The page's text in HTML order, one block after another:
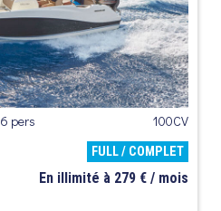
6 pers 100CV
FULL / COMPLET
En illimité à 279 € / mois